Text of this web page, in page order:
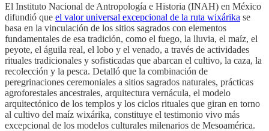
El Instituto Nacional de Antropología e Historia (INAH) en México
difundió que el valor universal excepcional de la ruta wixárika se
basa en la vinculación de los sitios sagrados con elementos
fundamentales de esa tradición, como el fuego, la lluvia, el maíz, el
peyote, el águila real, el lobo y el venado, a través de actividades
rituales tradicionales y sofisticadas que abarcan el cultivo, la caza, la
recolección y la pesca. Detalló que la combinación de
peregrinaciones ceremoniales a sitios sagrados naturales, prácticas
agroforestales ancestrales, arquitectura vernácula, el modelo
arquitectónico de los templos y los ciclos rituales que giran en torno
al cultivo del maíz wixárika, constituye el testimonio vivo más
excepcional de los modelos culturales milenarios de Mesoamérica.